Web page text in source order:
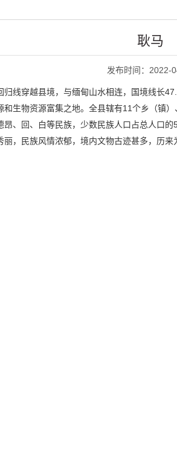
耿马
发布时间：2022-
线穿越县境，与缅甸山水相连，国境线长
生物资源富集之地。全县辖有11个乡（镇
、回、白等民族，少数民族人口占总人口
，民族风情浓郁，境内文物古迹甚多，历来